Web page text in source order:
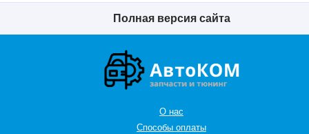
Полная версия сайта
О нас
Способы оплаты